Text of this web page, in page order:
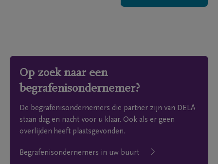
Op zoek naar een
begrafenisondernemer?
De begrafenisondernemers die partner zijn van DELA
staan dag en nacht voor u klaar. Ook als er geen
overlijden heeft plaatsgevonden.
Begrafenisondernemers in uw buurt